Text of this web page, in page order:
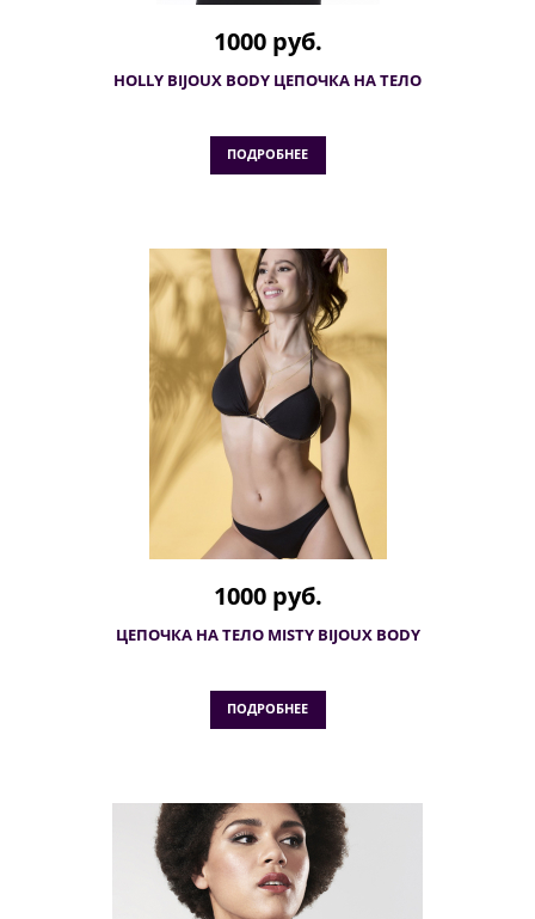
1000 руб.
HOLLY BIJOUX BODY ЦЕПОЧКА НА ТЕЛО
ПОДРОБНЕЕ
1000 руб.
ЦЕПОЧКА НА ТЕЛО MISTY BIJOUX BODY
ПОДРОБНЕЕ